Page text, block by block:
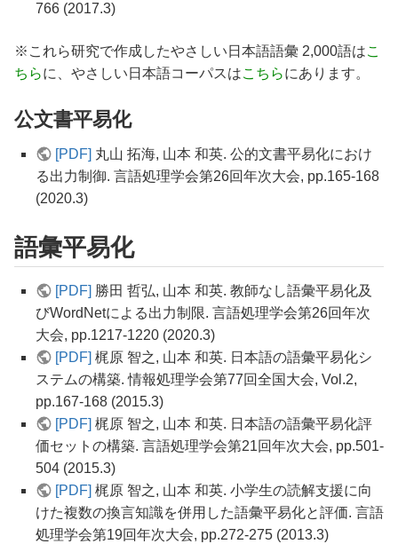
766 (2017.3)
※これら研究で作成したやさしい日本語語彙 2,000語はこ
ちらに、やさしい日本語コーパスはこちらにあります。
公文書平易化
[PDF] 丸山 拓海, 山本 和英. 公的文書平易化におけ
る出力制御. 言語処理学会第26回年次大会, pp.165-168
(2020.3)
語彙平易化
[PDF] 勝田 哲弘, 山本 和英. 教師なし語彙平易化及
びWordNetによる出力制限. 言語処理学会第26回年次
大会, pp.1217-1220 (2020.3)
[PDF] 梶原 智之, 山本 和英. 日本語の語彙平易化シ
ステムの構築. 情報処理学会第77回全国大会, Vol.2,
pp.167-168 (2015.3)
[PDF] 梶原 智之, 山本 和英. 日本語の語彙平易化評
価セットの構築. 言語処理学会第21回年次大会, pp.501-
504 (2015.3)
[PDF] 梶原 智之, 山本 和英. 小学生の読解支援に向
けた複数の換言知識を併用した語彙平易化と評価. 言語
処理学会第19回年次大会, pp.272-275 (2013.3)